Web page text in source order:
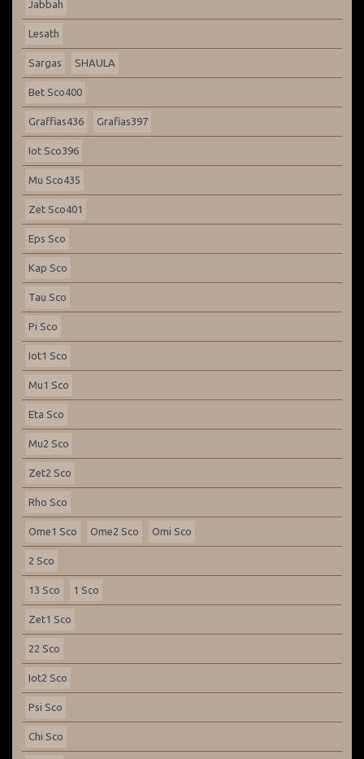
Jabbah
Lesath
Sargas SHAULA
Bet Sco400
Graffias436 Grafias397
Iot Sco396
Mu Sco435
Zet Sco401
Eps Sco
Kap Sco
Tau Sco
Pi Sco
Iot1 Sco
Mu1 Sco
Eta Sco
Mu2 Sco
Zet2 Sco
Rho Sco
Ome1 Sco Ome2 Sco Omi Sco
2 Sco
13 Sco 1 Sco
Zet1 Sco
22 Sco
Iot2 Sco
Psi Sco
Chi Sco